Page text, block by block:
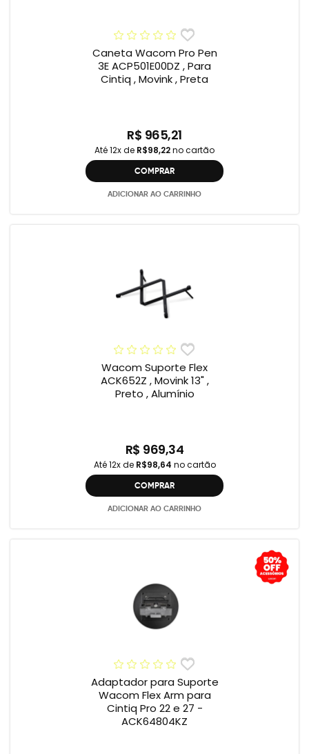
Caneta Wacom Pro Pen
3E ACP501E00DZ , Para
Cintiq , Movink , Preta
R$ 965,21
Até 12x de R$98,22no cartão
COMPRAR
ADICIONAR AO CARRINHO
Wacom Suporte Flex
ACK652Z , Movink 13" ,
Preto , Alumínio
R$ 969,34
Até 12x de R$98,64 no cartão
COMPRAR
ADICIONAR AO CARRINHO
Adaptador para Suporte
Wacom Flex Arm para
Cintiq Pro 22 e 27 -
ACK64804KZ